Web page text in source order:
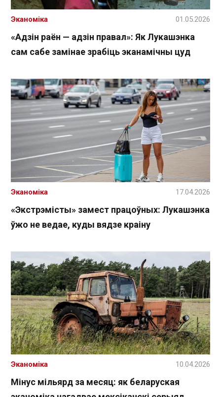
«Адзін раён — адзін правал»: Як Лукашэнка
сам сабе замінае зрабіць эканамічны цуд
Эканоміка 01.05.2026
«Экстрэмісты» замест працоўных: Лукашэнка
ўжо не ведае, куды вядзе краіну
Эканоміка 17.04.2026
Мінус мільярд за месяц: як беларуская
Эканоміка 10.04.2026